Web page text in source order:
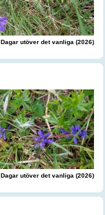
Dagar utöver det vanliga (2026)
Dagar utöver det vanliga (2026)